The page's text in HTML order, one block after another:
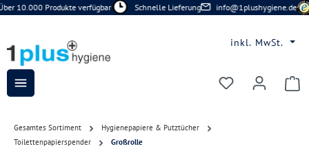
Zum Hauptinhalt springen
10.000 Produkte verfügbar Schnelle Lieferung info@1plushygiene.de
inkl. MwSt.
Du hast 0
Gesamtes Sortiment
Hygienepapiere & Putztücher
Toilettenpapierspender
Großrolle